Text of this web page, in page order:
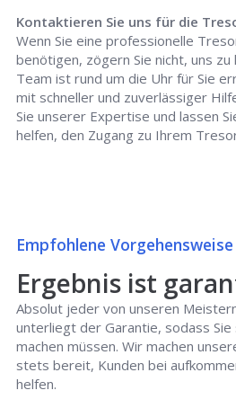
Kontaktieren Sie uns für die
Wenn Sie eine professionelle
benötigen, zögern Sie nicht, uns
Team ist rund um die Uhr für Sie
mit schneller und zuverlässiger
Sie unserer Expertise und lassen
helfen, den Zugang zu Ihrem
Empfohlene Vorgehensweise
Ergebnis ist
Absolut jeder von unseren
unterliegt der Garantie, sodass Sie
machen müssen. Wir machen
stets bereit, Kunden bei
helfen.